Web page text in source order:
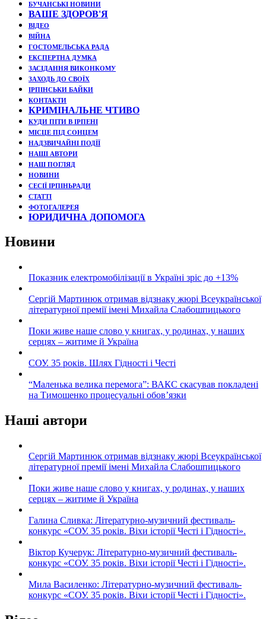
БУЧАНСЬКІ НОВИНИ
ВАШЕ ЗДОРОВ'Я
ВІДЕО
ВІЙНА
ГОСТОМЕЛЬСЬКА РАДА
ЕКСПЕРТНА ДУМКА
ЗАСІДАННЯ ВИКОНКОМУ
ЗАХОДЬ ДО СВОЇХ
ІРПІНСЬКИ БАЙКИ
КОНТАКТИ
КРИМІНАЛЬНЕ ЧТИВО
КУДИ ПІТИ В ІРПЕНІ
МІСЦЕ ПІД СОНЦЕМ
НАДЗВИЧАЙНІ ПОДЇЇ
НАШІ АВТОРИ
НАШ ПОГЛЯД
НОВИНИ
СЕСІЇ ІРПІНЬРАДИ
СТАТТІ
ФОТОГАЛЕРЕЯ
ЮРИДИЧНА ДОПОМОГА
Новини
Показник електромобілізації в Україні зріс до +13%
Сергій Мартинюк отримав відзнаку жюрі Всеукраїнської
літературної премії імені Михайла Слабошпицького
Поки живе наше слово у книгах, у родинах, у наших
серцях – житиме й Україна
СОУ. 35 років. Шлях Гідності і Честі
“Маленька велика перемога”: ВАКС скасував покладені
на Тимошенко процесуальні обов’язки
Наші автори
Сергій Мартинюк отримав відзнаку жюрі Всеукраїнської
літературної премії імені Михайла Слабошпицького
Поки живе наше слово у книгах, у родинах, у наших
серцях – житиме й Україна
Галина Сливка: Літературно-музичний фестиваль-
конкурс «СОУ. 35 років. Віхи історії Честі і Гідності».
Віктор Кучерук: Літературно-музичний фестиваль-
конкурс «СОУ. 35 років. Віхи історії Честі і Гідності».
Мила Василенко: Літературно-музичний фестиваль-
конкурс «СОУ. 35 років. Віхи історії Честі і Гідності».